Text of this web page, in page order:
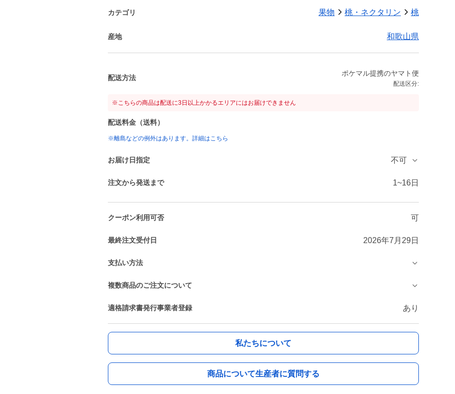
カテゴリ 果物 桃・ネクタリン 桃
産地 和歌山県
配送方法
ポケマル提携のヤマト便
配送区分:
※こちらの商品は配送に3日以上かかるエリアにはお届けできません
配送料金（送料）
※離島などの例外はあります。詳細はこちら
お届け日指定 不可
注文から発送まで 1~16日
クーポン利用可否 可
最終注文受付日 2026年7月29日
支払い方法
複数商品のご注文について
適格請求書発行事業者登録 あり
私たちについて
商品について生産者に質問する